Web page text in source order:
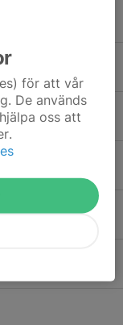
för att vår
De används
oss att